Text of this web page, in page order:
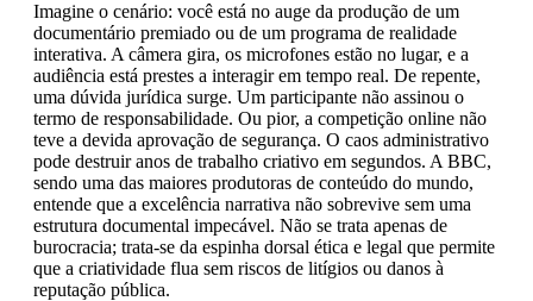
Imagine o cenário: você está no auge da produção de um
documentário premiado ou de um programa de realidade
interativa. A câmera gira, os microfones estão no lugar, e a
audiência está prestes a interagir em tempo real. De repente,
uma dúvida jurídica surge. Um participante não assinou o
termo de responsabilidade. Ou pior, a competição online não
teve a devida aprovação de segurança. O caos administrativo
pode destruir anos de trabalho criativo em segundos. A BBC,
sendo uma das maiores produtoras de conteúdo do mundo,
entende que a excelência narrativa não sobrevive sem uma
estrutura documental impecável. Não se trata apenas de
burocracia; trata-se da espinha dorsal ética e legal que permite
que a criatividade flua sem riscos de litígios ou danos à
reputação pública.